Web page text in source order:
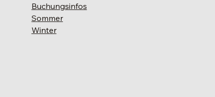
Buchungsinfos
Sommer
Winter